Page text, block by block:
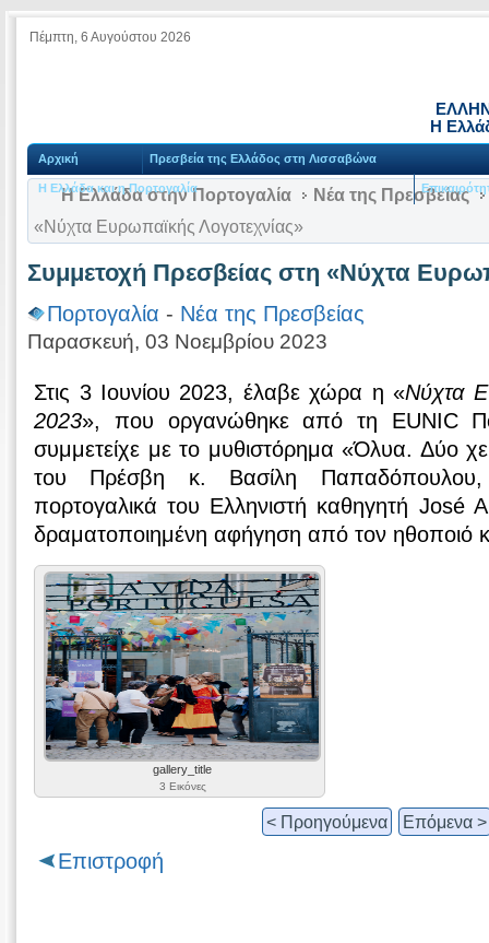
Πέμπτη, 6 Αυγούστου 2026
Η
Αρχική Πρεσβεία της Ελλάδος στη Λισσαβώνα
Η Ελλάδα και η Πορτογαλία
Η Ελλάδα στην Πορτογαλία Νέα της Πρεσβείας
«Νύχτα Ευρωπαϊκής Λογοτεχνίας»
Συμμετοχή Πρεσβείας στη «Νύχτα
Πορτογαλία - Νέα της Πρεσβείας
Παρασκευή, 03 Νοεμβρίου 2023
Στις 3 Ιουνίου 2023, έλαβε χώρα η «Νύχτα
2023», που οργανώθηκε από τη EUNIC
συμμετείχε με το μυθιστόρημα «Όλυα. Δύο
του Πρέσβη κ. Βασίλη
πορτογαλικά του Ελληνιστή καθηγητή José
δραματοποιημένη αφήγηση από τον ηθοποιό
gallery_title
3 Εικόνες
< Προηγούμενα Επόμενα >
Επιστροφή